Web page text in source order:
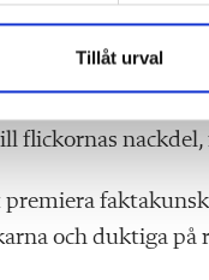
Tillåt urval
mer
flickornas
och duktiga på